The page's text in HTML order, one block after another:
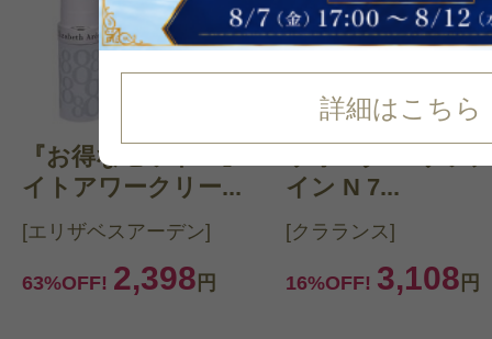
詳細はこちら
『お得なセット！』エ
イトアワークリー...
[エリザベスアーデン]
63%OFF! 2,398 円
イン N 7...
[クラランス]
16%OFF! 3,108 円